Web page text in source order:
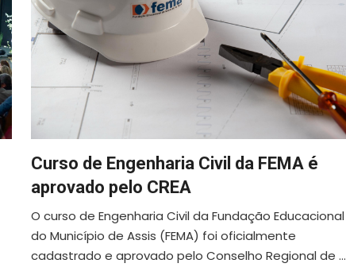
Curso de Engenharia Civil da FEMA é
aprovado pelo CREA
O curso de Engenharia Civil da Fundação Educacional
do Município de Assis (FEMA) foi oficialmente
cadastrado e aprovado pelo Conselho Regional de ...